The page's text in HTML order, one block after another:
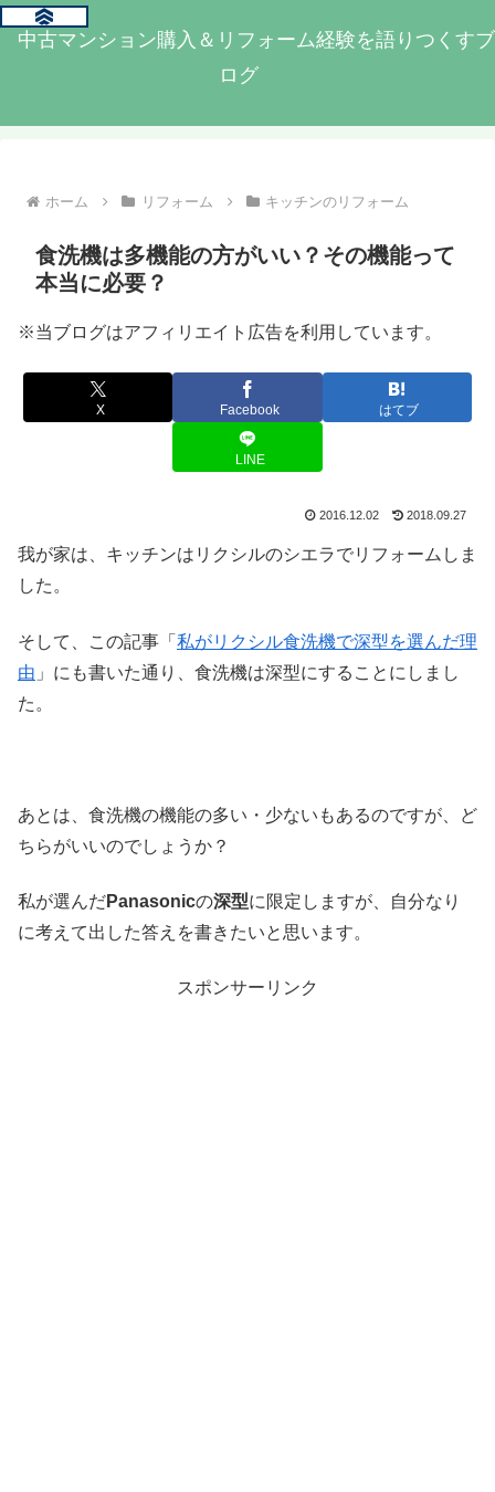
中古マンション購入＆リフォーム経験を語りつくすブ
ログ
ホーム リフォーム キッチンのリフォーム
食洗機は多機能の方がいい？その機能って
本当に必要？
※当ブログはアフィリエイト広告を利用しています。
X Facebook はてブ
LINE
2016.12.02 2018.09.27
我が家は、キッチンはリクシルのシエラでリフォームしま
した。
そして、この記事「 私がリクシル食洗機で深型を選んだ理
由 」にも書いた通り、食洗機は深型にすることにしまし
た。
あとは、食洗機の機能の多い・少ないもあるのですが、ど
ちらがいいのでしょうか？
私が選んだPanasonicの深型に限定しますが、自分なり
に考えて出した答えを書きたいと思います。
スポンサーリンク